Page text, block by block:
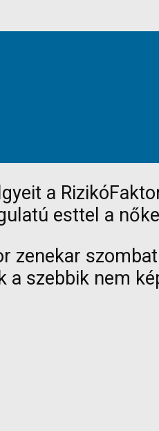
a
esttel a
zenekar
a szebbik nem